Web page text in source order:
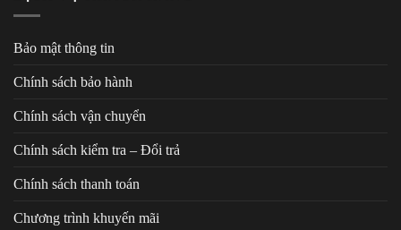
Bảo mật thông tin
Chính sách bảo hành
Chính sách vận chuyển
Chính sách kiểm tra – Đổi trả
Chính sách thanh toán
Chương trình khuyến mãi